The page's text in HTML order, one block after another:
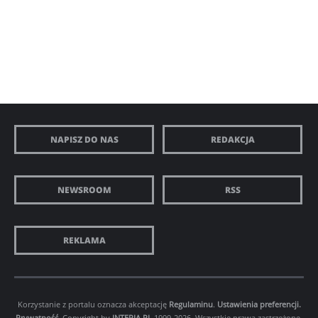
NAPISZ DO NAS REDAKCJA
NEWSROOM RSS
REKLAMA
Korzystanie z portalu oznacza akceptację Regulaminu. Ustawienia preferencji.